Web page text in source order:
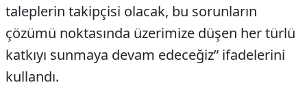
taleplerin takipçisi olacak, bu sorunların
çözümü noktasında üzerimize düşen her türlü
katkıyı sunmaya devam edeceğiz” ifadelerini
kullandı.